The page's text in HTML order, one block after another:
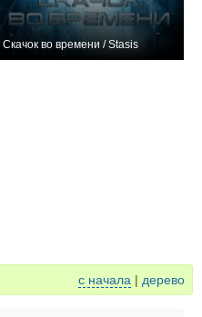
Скачок во времени / Stasis
с начала | дерево